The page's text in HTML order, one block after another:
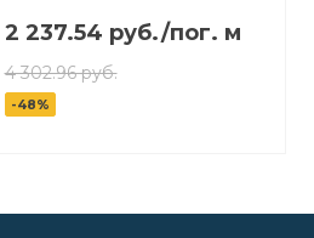
2 237.54 руб./пог. м
4 302.96 руб.
-48%